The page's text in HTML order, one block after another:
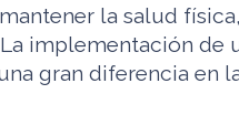
la salud
implementación de
gran diferencia en